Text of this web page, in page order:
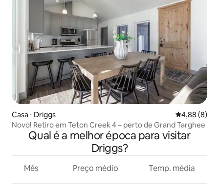
Casa ⋅ Driggs 4,88 de uma
4,88 (8)
Novo! Retiro em Teton Creek 4 – perto de Grand Targhee
Qual é a melhor época para visitar
Driggs?
Mês Preço médio Temp. média